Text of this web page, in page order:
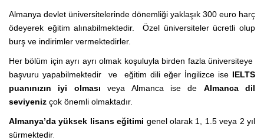
Almanya devlet üniversitelerinde dönemliği yaklaşık 300 euro harç
ödeyerek eğitim alınabilmektedir. Özel üniversiteler ücretli olup
burş ve indirimler vermektedirler.
Her bölüm için ayrı ayrı olmak koşuluyla birden fazla üniversiteye
başvuru yapabilmektedir ve eğitim dili eğer İngilizce ise IELTS
puanınızın iyi olması veya Almanca ise de Almanca dil
seviyeniz çok önemli olmaktadır.
Almanya’da yüksek lisans eğitimi genel olarak 1, 1.5 veya 2 yıl
sürmektedir.